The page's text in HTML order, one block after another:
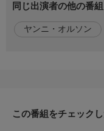
訪ね、職人の高度な技
ィンランドの要塞跡の
ンガのまま使われてい
同じ出演者の他の番
ヤンニ・オルソン
この番組をチェック